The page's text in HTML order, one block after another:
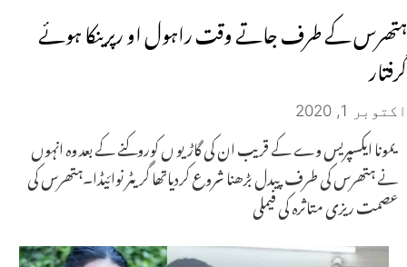
ہتھرس کے طرف جاتے وقت راہول او رپرینکا ہوئے
گرفتار
اکتوبر 1, 2020
یمونا ایکسپریس وے کے قریب ان کی گاڑیو ں کوروکنے کے بعد وہ انہوں
نے ہتھرس کی طرف پیدل بڑھنا شروع کردیاتھا گریٹر نوائیڈا۔ہتھرس کی
عصمت ریزی متاثرہ کی فیملی